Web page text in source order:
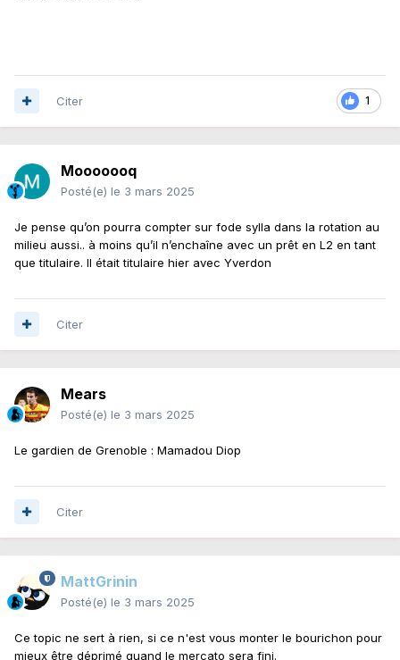
1
Citer
Mooooooq
Posté(e) le 3 mars 2025
Je pense qu’on pourra compter sur fode sylla dans la rotation au
milieu aussi.. à moins qu’il n’enchaîne avec un prêt en L2 en tant
que titulaire. Il était titulaire hier avec Yverdon
Citer
Mears
Posté(e) le 3 mars 2025
Le gardien de Grenoble : Mamadou Diop
Citer
MattGrinin
Posté(e) le 3 mars 2025
Ce topic ne sert à rien, si ce n'est vous monter le bourichon pour
mieux être déprimé quand le mercato sera fini.